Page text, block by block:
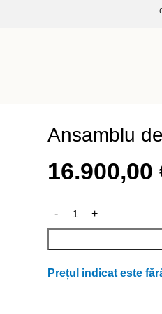
Ansamblu
16.900,00
Prețul indicat este